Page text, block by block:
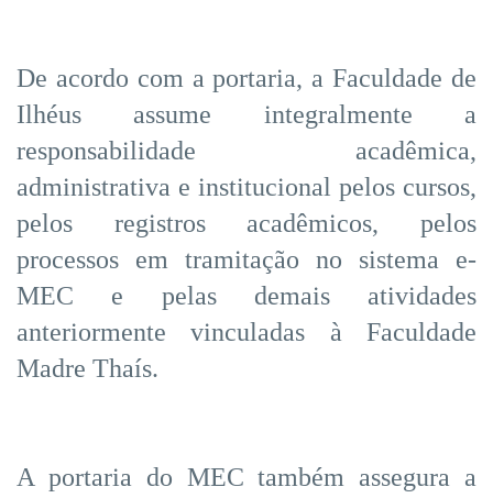
De acordo com a portaria, a Faculdade de
Ilhéus assume integralmente a
responsabilidade acadêmica,
administrativa e institucional pelos cursos,
pelos registros acadêmicos, pelos
processos em tramitação no sistema e-
MEC e pelas demais atividades
anteriormente vinculadas à Faculdade
Madre Thaís.
A portaria do MEC também assegura a